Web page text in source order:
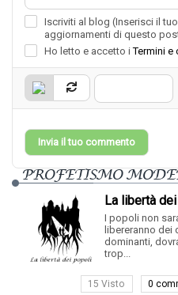
Iscriviti al blog (Inserisci il
aggiornamenti di questo
Ho letto e accetto iTermini
Invia il tuo commento
PROFETISMO
La libertà
I popoli non
libereranno dei
dominanti,
trop...
15 Visto 0